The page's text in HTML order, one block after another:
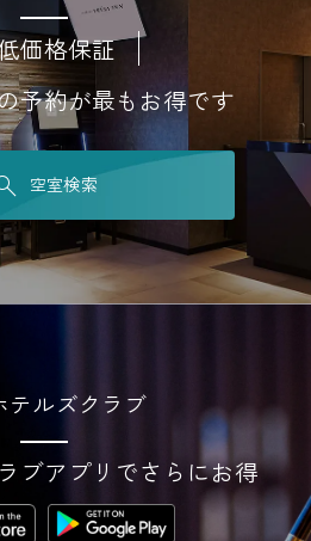
価格保証
予約が最もお得です
空室検索
テルズクラブ
ブアプリでさらにお得